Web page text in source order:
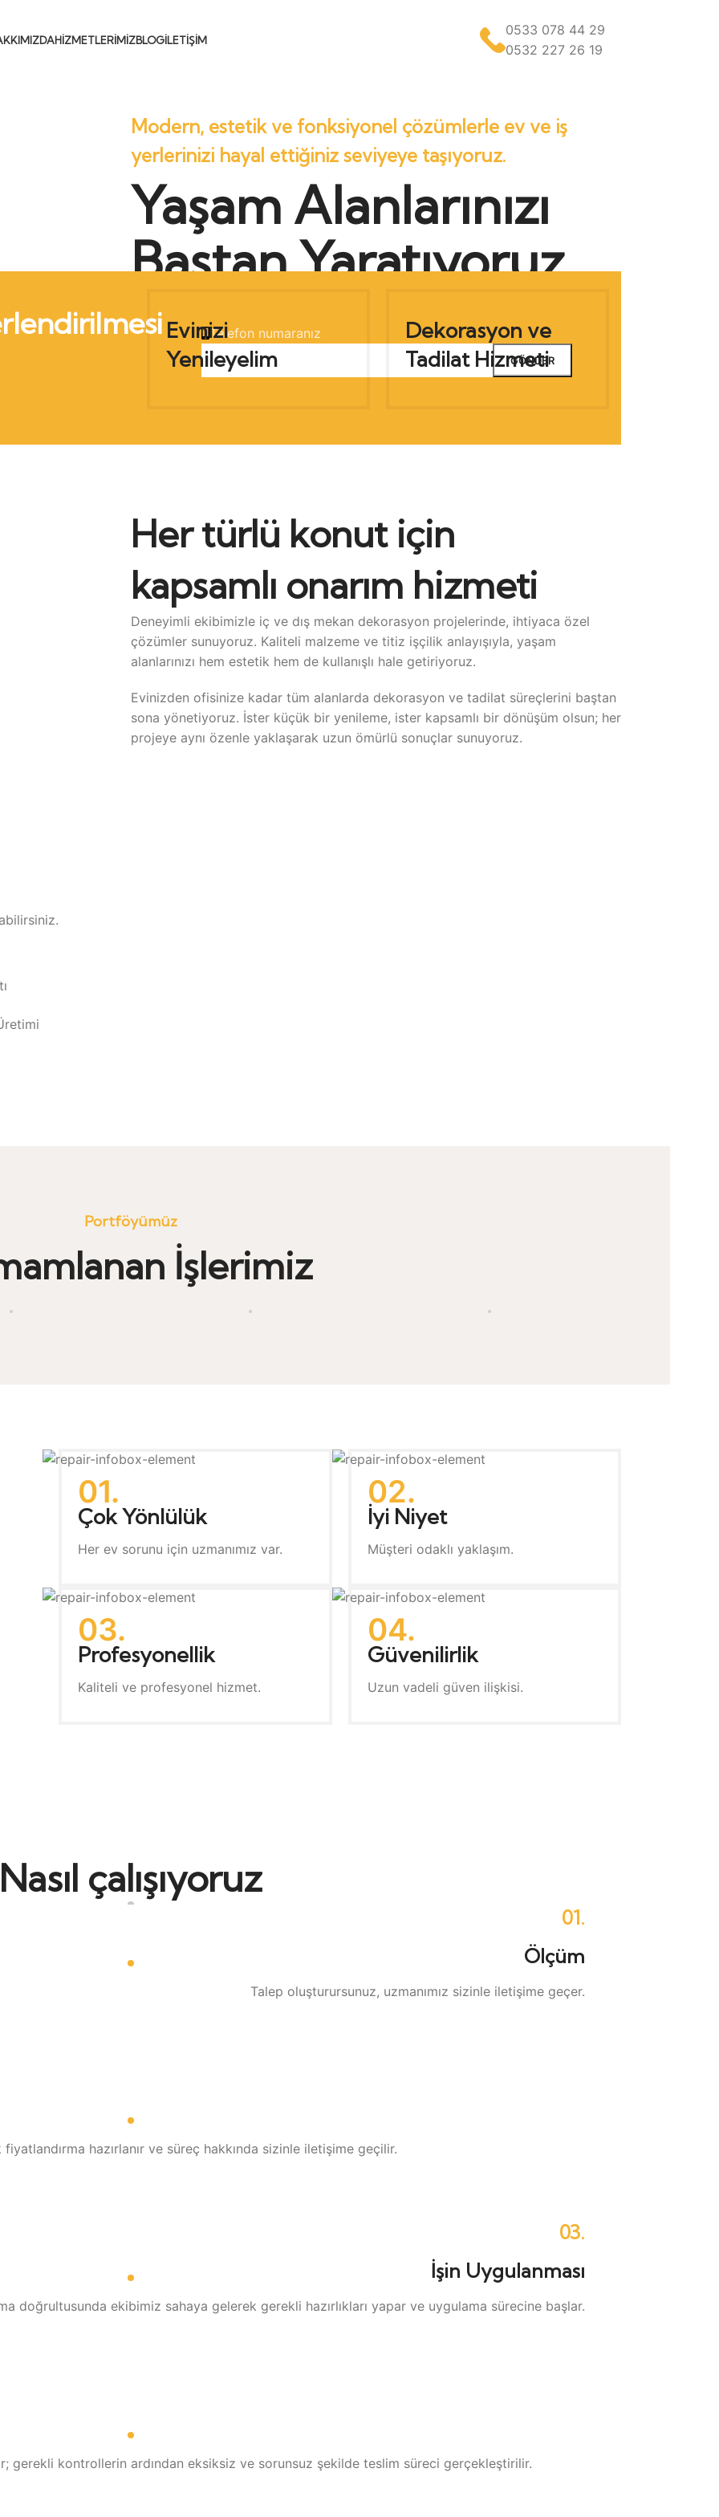
HIZMETLERIMIZBLOGİLETIŞIM
0533 078 44 29
0532 227 26 19
Modern, estetik ve fonksiyonel çözümlerle ev ve iş
yerlerinizi hayal ettiğiniz seviyeye taşıyoruz.
Yaşam Alanlarınızı
Baştan Yaratıyoruz
Evinizi
Yenileyelim
Dekorasyon ve
Tadilat Hizmeti
Telefon numaranız
Her türlü konut için
kapsamlı onarım hizmeti
Deneyimli ekibimizle iç ve dış mekan dekorasyon projelerinde, ihtiyaca özel
çözümler sunuyoruz. Kaliteli malzeme ve titiz işçilik anlayışıyla, yaşam
alanlarınızı hem estetik hem de kullanışlı hale getiriyoruz.
Evinizden ofisinize kadar tüm alanlarda dekorasyon ve tadilat süreçlerini baştan
sona yönetiyoruz. İster küçük bir yenileme, ister kapsamlı bir dönüşüm olsun; her
projeye aynı özenle yaklaşarak uzun ömürlü sonuçlar sunuyoruz.
Portföyümüz
İşlerimiz
01.
Çok Yönlülük
Her ev sorunu için uzmanımız var.
02.
İyi Niyet
Müşteri odaklı yaklaşım.
03.
Profesyonellik
Kaliteli ve profesyonel hizmet.
04.
Güvenilirlik
Uzun vadeli güven ilişkisi.
Nasıl çalışıyoruz
01.
Ölçüm
Talep oluşturursunuz, uzmanımız sizinle iletişime geçer.
hazırlanır ve süreç hakkında sizinle iletişime geçilir.
03.
İşin Uygulanması
doğrultusunda ekibimiz sahaya gelerek gerekli hazırlıkları yapar ve uygulama sürecine başlar.
gerekli kontrollerin ardından eksiksiz ve sorunsuz şekilde teslim süreci gerçekleştirilir.